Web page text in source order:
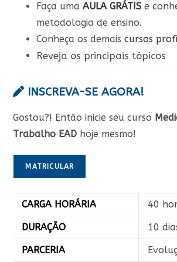
Faça umaAULA GRÁTIS e
metodologia de ensino.
Conheça os demaiscursos
Reveja os principais tópicos
INSCREVA-SE AGORA!
Gostou?! Então inicie seu curso
Trabalho EAD hoje mesmo!
MATRICULAR
CARGA HORÁRIA 40
DURAÇÃO 10
PARCERIA